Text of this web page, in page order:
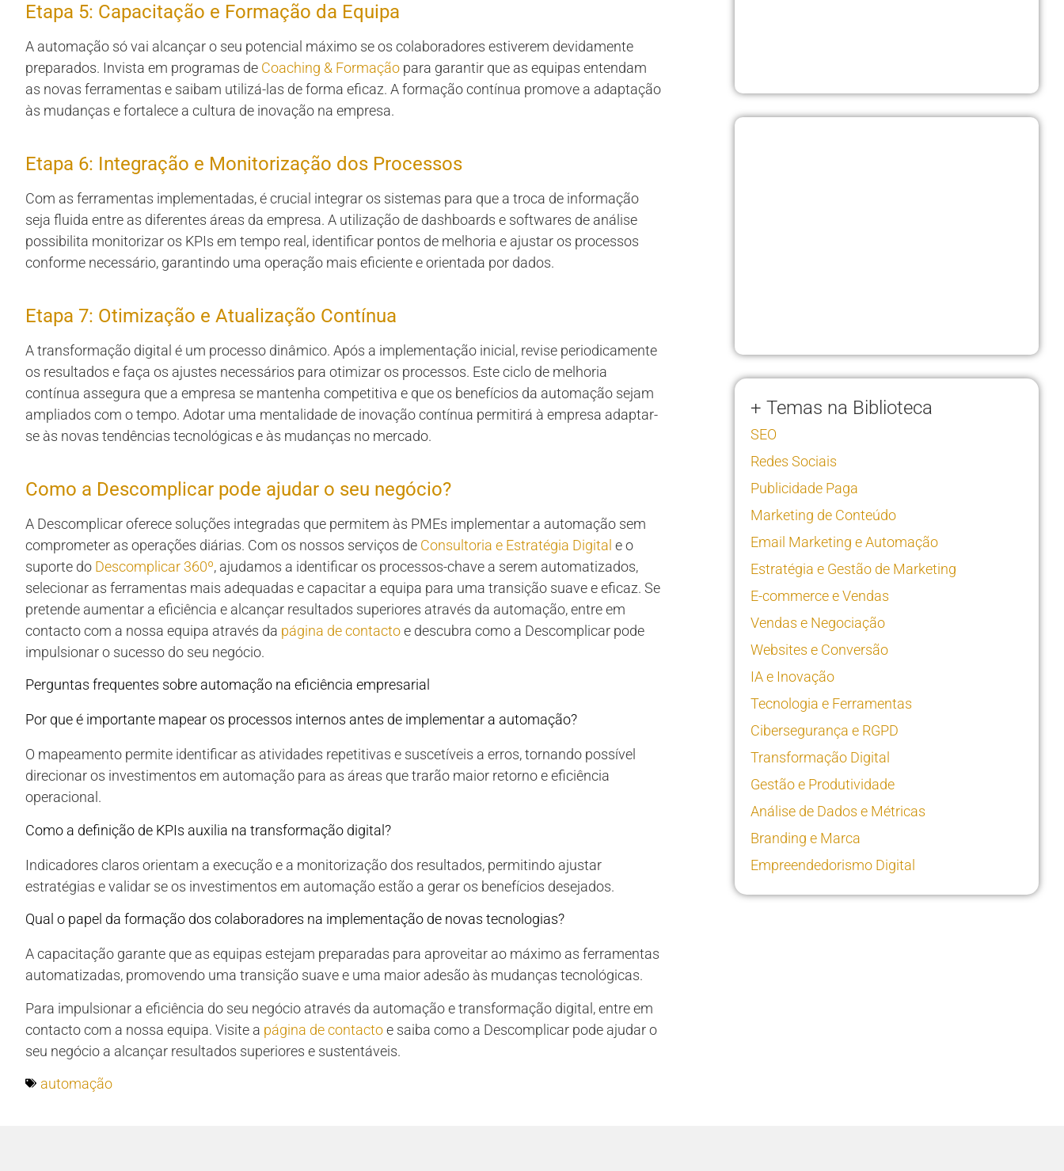
Etapa 5: Capacitação e Formação da Equipa
A automação só vai alcançar o seu potencial máximo se os colaboradores estiverem devidamente
preparados. Invista em programas de Coaching & Formação para garantir que as equipas entendam
as novas ferramentas e saibam utilizá-las de forma eficaz. A formação contínua promove a adaptação
às mudanças e fortalece a cultura de inovação na empresa.
Etapa 6: Integração e Monitorização dos Processos
Com as ferramentas implementadas, é crucial integrar os sistemas para que a troca de informação
seja fluida entre as diferentes áreas da empresa. A utilização de dashboards e softwares de análise
possibilita monitorizar os KPIs em tempo real, identificar pontos de melhoria e ajustar os processos
conforme necessário, garantindo uma operação mais eficiente e orientada por dados.
Etapa 7: Otimização e Atualização Contínua
A transformação digital é um processo dinâmico. Após a implementação inicial, revise periodicamente
os resultados e faça os ajustes necessários para otimizar os processos. Este ciclo de melhoria
contínua assegura que a empresa se mantenha competitiva e que os benefícios da automação sejam
ampliados com o tempo. Adotar uma mentalidade de inovação contínua permitirá à empresa adaptar-
se às novas tendências tecnológicas e às mudanças no mercado.
Como a Descomplicar pode ajudar o seu negócio?
A Descomplicar oferece soluções integradas que permitem às PMEs implementar a automação sem
comprometer as operações diárias. Com os nossos serviços de Consultoria e Estratégia Digital e o
suporte do Descomplicar 360º, ajudamos a identificar os processos-chave a serem automatizados,
selecionar as ferramentas mais adequadas e capacitar a equipa para uma transição suave e eficaz. Se
pretende aumentar a eficiência e alcançar resultados superiores através da automação, entre em
contacto com a nossa equipa através da página de contactoe descubra como a Descomplicar pode
impulsionar o sucesso do seu negócio.
Perguntas frequentes sobre automação na eficiência empresarial
Por que é importante mapear os processos internos antes de implementar a automação?
O mapeamento permite identificar as atividades repetitivas e suscetíveis a erros, tornando possível
direcionar os investimentos em automação para as áreas que trarão maior retorno e eficiência
operacional.
Como a definição de KPIs auxilia na transformação digital?
Indicadores claros orientam a execução e a monitorização dos resultados, permitindo ajustar
estratégias e validar se os investimentos em automação estão a gerar os benefícios desejados.
Qual o papel da formação dos colaboradores na implementação de novas tecnologias?
A capacitação garante que as equipas estejam preparadas para aproveitar ao máximo as ferramentas
automatizadas, promovendo uma transição suave e uma maior adesão às mudanças tecnológicas.
Para impulsionar a eficiência do seu negócio através da automação e transformação digital, entre em
contacto com a nossa equipa. Visite a página de contactoe saiba como a Descomplicar pode ajudar o
seu negócio a alcançar resultados superiores e sustentáveis.
automação
+ Temas na Biblioteca
SEO
Redes Sociais
Publicidade Paga
Marketing de Conteúdo
Email Marketing e Automação
Estratégia e Gestão de Marketing
E-commerce e Vendas
Vendas e Negociação
Websites e Conversão
IA e Inovação
Tecnologia e Ferramentas
Cibersegurança e RGPD
Transformação Digital
Gestão e Produtividade
Análise de Dados e Métricas
Branding e Marca
Empreendedorismo Digital